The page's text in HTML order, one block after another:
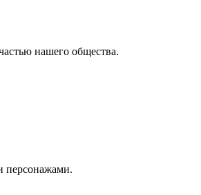
нашего общества.
персонажами.